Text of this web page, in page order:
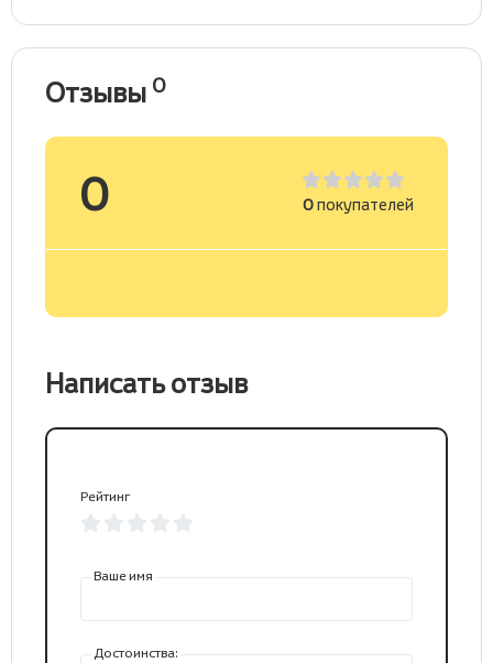
Отзывы 0
0 0покупателей
Написать отзыв
Рейтинг
Ваше имя
Достоинства: